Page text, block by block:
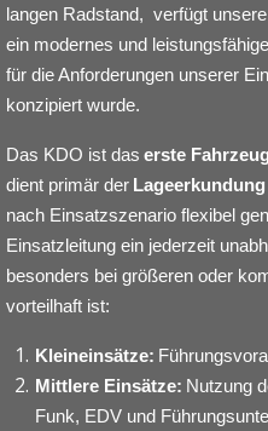
langen Radstand, verfügt
ein modernes und
für die Anforderungen unserer
konzipiert wurde.
Das KDO ist das erste Fahrzeug
dient primär der Lageerkundung
nach Einsatzszenario flexibel
Einsatzleitung ein jederzeit
besonders bei größeren oder
vorteilhaft ist:
Kleineinsätze:
Mittlere Einsätze: Nutzung
Funk, EDV und